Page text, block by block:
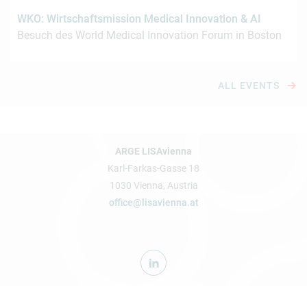
WKO: Wirtschaftsmission Medical Innovation & AI
Besuch des World Medical Innovation Forum in Boston
ALL EVENTS
ARGE LISAvienna
Karl-Farkas-Gasse 18
1030 Vienna, Austria
office@lisavienna.at